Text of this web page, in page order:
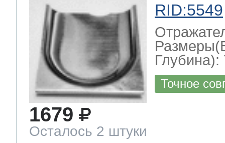
RID:5549
Глубина):
Точное
1679
Осталось 2 штуки